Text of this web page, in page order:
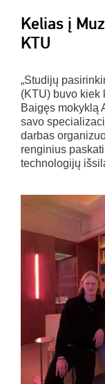
Kelias į
KTU
„Studijų
(KTU) buvo kiek
Baigęs mokyklą
savo
darbas
renginius
technologijų